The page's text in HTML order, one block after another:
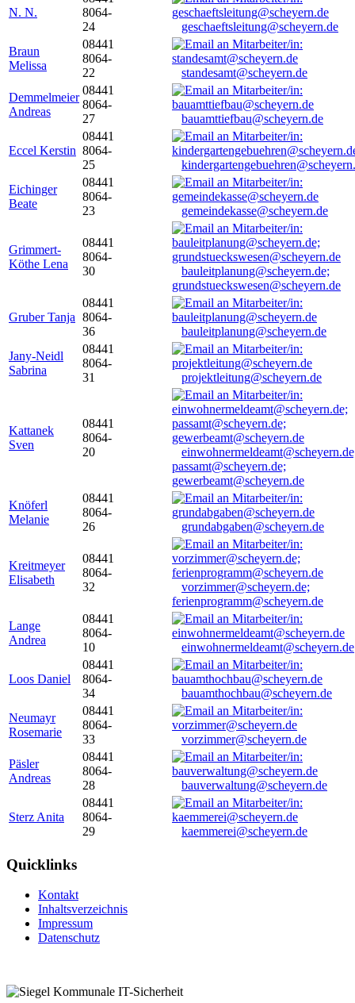
N. N.
8064-
24
geschaeftsleitung@scheyern.de
Braun
Melissa
08441
8064-
22
standesamt@scheyern.de
Demmelmeier
Andreas
08441
8064-
27
bauamttiefbau@scheyern.de
Eccel Kerstin
08441
8064-
25
Eichinger
Beate
08441
8064-
23
gemeindekasse@scheyern.de
Grimmert-
Köthe Lena
08441
8064-
30
bauleitplanung@scheyern.de;
grundstueckswesen@scheyern.de
Gruber Tanja
08441
8064-
36
bauleitplanung@scheyern.de
Jany-Neidl
Sabrina
08441
8064-
31
projektleitung@scheyern.de
Kattanek
Sven
08441
8064-
20
passamt@scheyern.de;
gewerbeamt@scheyern.de
Knöferl
Melanie
08441
8064-
26
grundabgaben@scheyern.de
Kreitmeyer
Elisabeth
08441
8064-
32
vorzimmer@scheyern.de;
ferienprogramm@scheyern.de
Lange
Andrea
08441
8064-
10
einwohnermeldeamt@scheyern.de
Loos Daniel
08441
8064-
34
bauamthochbau@scheyern.de
Neumayr
Rosemarie
08441
8064-
33
vorzimmer@scheyern.de
Päsler
Andreas
08441
8064-
28
bauverwaltung@scheyern.de
Sterz Anita
08441
8064-
29
kaemmerei@scheyern.de
Quicklinks
Kontakt
Inhaltsverzeichnis
Impressum
Datenschutz